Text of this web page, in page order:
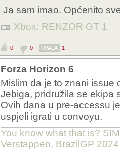
Ja sam imao. Općenito
Xbox: RENZOR GT 1
0 0 HVALA 1
Forza Horizon 6
Mislim da je to znani issue
Jebiga, pridružila se ekipa
Ovih dana u pre-accessu
uspjeli igrati u convoyu.
You know what that is?
Verstappen, BrazilGP 2024